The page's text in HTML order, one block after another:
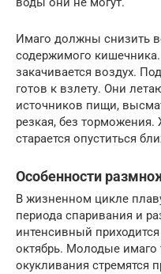
Имаго должны снизить
содержимого
закачивается воздух.
готов к взлету. Они
источников пищи,
резкая, без торможения.
старается опуститься
Особенности
В жизненном цикле
периода спаривания и
интенсивный
октябрь. Молодые
окукливания стремятся